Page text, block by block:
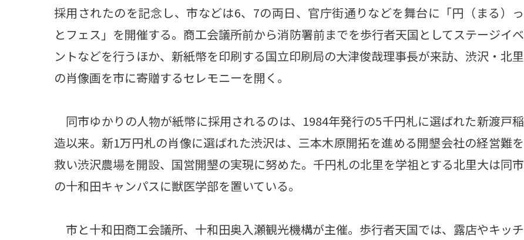
採用されたのを記念し、市などは6、7の両日、官庁街通りなどを舞台に「円（まる）っ
とフェス」を開催する。商工会議所前から消防署前までを歩行者天国としてステージイベ
ントなどを行うほか、新紙幣を印刷する国立印刷局の大津俊哉理事長が来訪、渋沢・北里
の肖像画を市に寄贈するセレモニーを開く。
同市ゆかりの人物が紙幣に採用されるのは、1984年発行の5千円札に選ばれた新渡戸稲
造以来。新1万円札の肖像に選ばれた渋沢は、三本木原開拓を進める開墾会社の経営難を
救い渋沢農場を開設、国営開墾の実現に努めた。千円札の北里を学祖とする北里大は同市
の十和田キャンパスに獣医学部を置いている。
市と十和田商工会議所、十和田奥入瀬観光機構が主催。歩行者天国では、露店やキッチ